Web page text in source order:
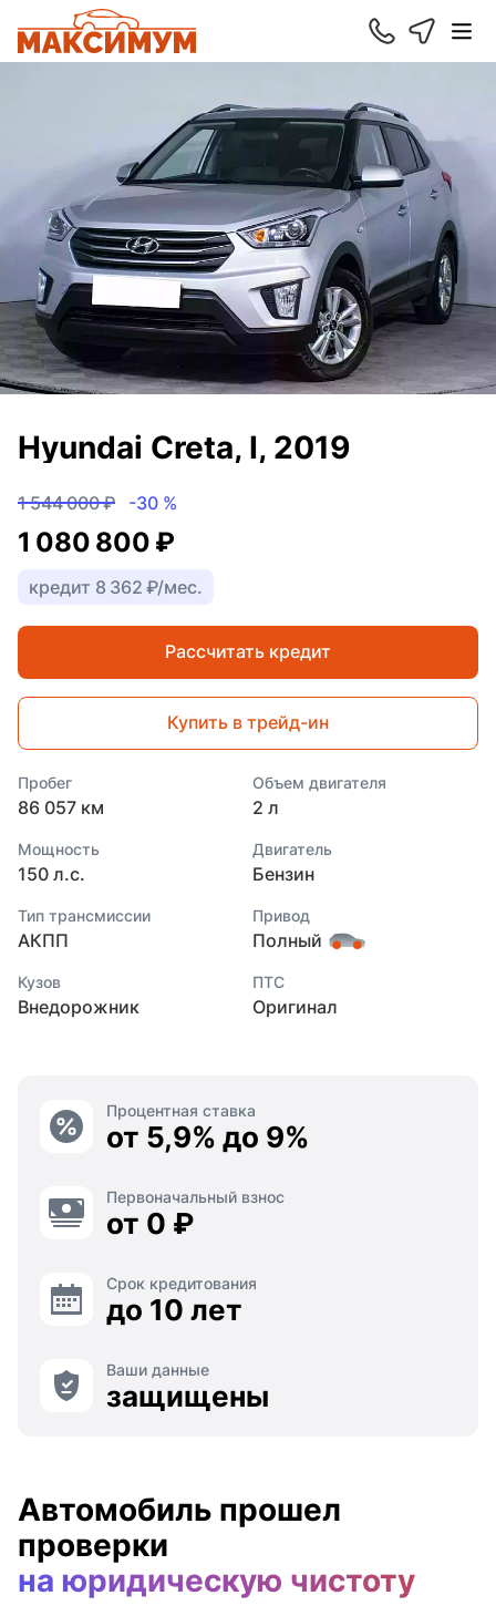
Hyundai Creta, I, 2019
1 544 000 ₽ -30 %
1 080 800 ₽
кредит 8 362 ₽/мес.
Рассчитать кредит
Купить в трейд-ин
Пробег
86 057 км
Объем двигателя
2 л
Мощность
150 л.с.
Двигатель
Бензин
Тип трансмиссии
АКПП
Привод
Полный
Кузов
Внедорожник
ПТС
Оригинал
Процентная ставка
от 5,9% до 9%
Первоначальный взнос
от 0 ₽
Срок кредитования
до 10 лет
Ваши данные
защищены
Автомобиль прошел
проверки
на юридическую чистоту